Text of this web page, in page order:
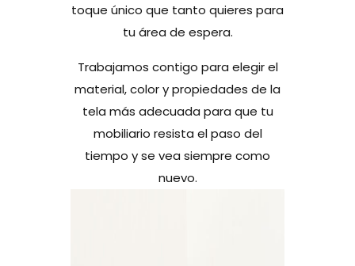
toque único que tanto quieres para
tu área de espera.
Trabajamos contigo para elegir el
material, color y propiedades de la
tela más adecuada para que tu
mobiliario resista el paso del
tiempo y se vea siempre como
nuevo.